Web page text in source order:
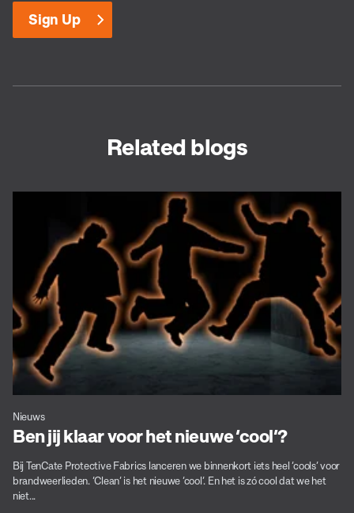
Related blogs
Nieuws
Ben jij klaar voor het nieuwe ‘cool’?
Bij TenCate Protective Fabrics lanceren we binnenkort iets heel ‘cools’ voor
brandweerlieden. ‘Clean’ is het nieuwe ‘cool’. En het is zó cool dat we het
niet...